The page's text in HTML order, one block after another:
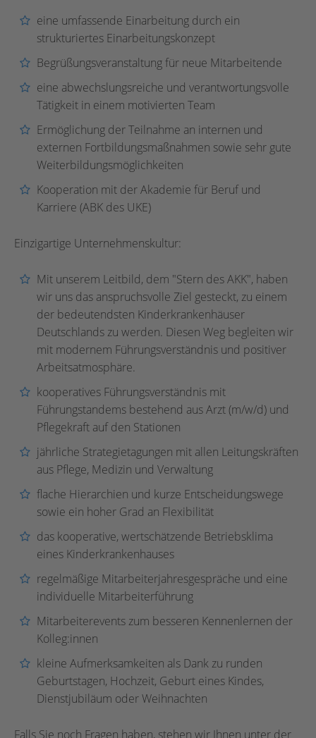
eine umfassende Einarbeitung durch ein
strukturiertes Einarbeitungskonzept
Begrüßungsveranstaltung für neue Mitarbeitende
eine abwechslungsreiche und verantwortungsvolle
Tätigkeit in einem motivierten Team
Ermöglichung der Teilnahme an internen und
externen Fortbildungsmaßnahmen sowie sehr gute
Weiterbildungsmöglichkeiten
Kooperation mit der Akademie für Beruf und
Karriere (ABK des UKE)
Einzigartige Unternehmenskultur:
Mit unserem Leitbild, dem "Stern des AKK", haben
wir uns das anspruchsvolle Ziel gesteckt, zu einem
der bedeutendsten Kinderkrankenhäuser
Deutschlands zu werden. Diesen Weg begleiten wir
mit modernem Führungsverständnis und positiver
Arbeitsatmosphäre.
kooperatives Führungsverständnis mit
Führungstandems bestehend aus Arzt (m/w/d) und
Pflegekraft auf den Stationen
jährliche Strategietagungen mit allen Leitungskräften
aus Pflege, Medizin und Verwaltung
flache Hierarchien und kurze Entscheidungswege
sowie ein hoher Grad an Flexibilität
das kooperative, wertschätzende Betriebsklima
eines Kinderkrankenhauses
regelmäßige Mitarbeiterjahresgespräche und eine
individuelle Mitarbeiterführung
Mitarbeiterevents zum besseren Kennenlernen der
Kolleg:innen
kleine Aufmerksamkeiten als Dank zu runden
Geburtstagen, Hochzeit, Geburt eines Kindes,
Dienstjubiläum oder Weihnachten
Falls Sie noch Fragen haben, stehen wir Ihnen unter der